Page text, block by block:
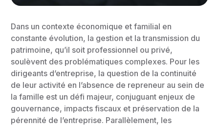
Dans un contexte économique et familial en
constante évolution, la gestion et la transmission du
patrimoine, qu’il soit professionnel ou privé,
soulèvent des problématiques complexes. Pour les
dirigeants d’entreprise, la question de la continuité
de leur activité en l’absence de repreneur au sein de
la famille est un défi majeur, conjuguant enjeux de
gouvernance, impacts fiscaux et préservation de la
pérennité de l’entreprise. Parallèlement, les